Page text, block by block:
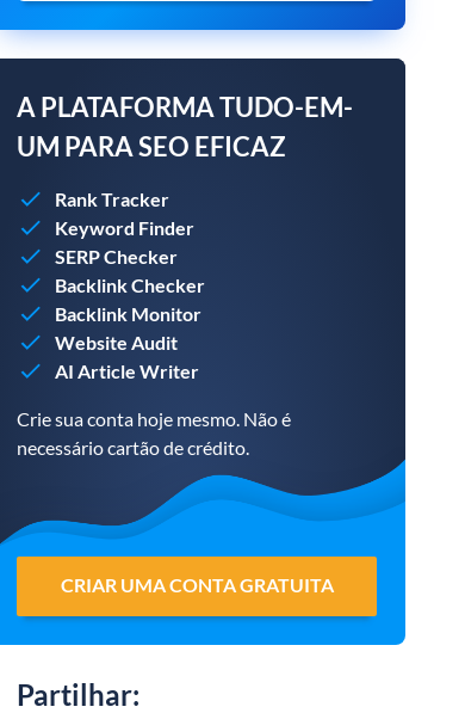
A PLATAFORMA TUDO-EM-
UM PARA SEO EFICAZ
Rank Tracker
Keyword Finder
SERP Checker
Backlink Checker
Backlink Monitor
Website Audit
AI Article Writer
Crie sua conta hoje mesmo. Não é
necessário cartão de crédito.
CRIAR UMA CONTA GRATUITA
Partilhar: